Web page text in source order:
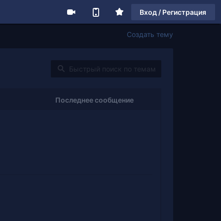
Вход / Регистрация
Создать тему
Последнее сообщение